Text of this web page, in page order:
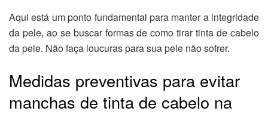
Aqui está um ponto fundamental para manter a integridade
da pele, ao se buscar formas de como tirar tinta de cabelo
da pele. Não faça loucuras para sua pele não sofrer.
Medidas preventivas para evitar
manchas de tinta de cabelo na